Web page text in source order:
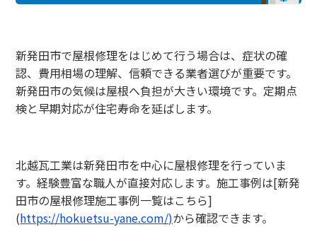
新発田市で屋根修理をはじめて行う場合は、症状の確
認、費用相場の理解、信頼できる業者選びが重要です。
新発田市の気候は屋根へ負担が大きい環境です。定期点
検と早期対応が住宅寿命を延ばします。
北越瓦工業は新発田市を中心に屋根修理を行っていま
す。経験豊富な職人が直接対応します。施工事例は[新発
田市の屋根修理施工事例一覧はこちら]
(https://hokuetsu-yane.com/)から確認できます。